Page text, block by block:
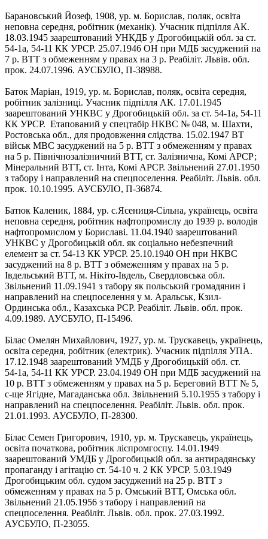
Барановський Йозеф, 1908, ур. м. Борислав, поляк, освіта
неповна середня, робітник (механік). Учасник підпілля АК.
18.03.1945 заарештований УНКДБ у Дрогобицькій обл. за ст.
54-1а, 54-11 КК УРСР. 25.07.1946 ОН при МДБ засуджений на
7 р. ВТТ з обмеженням у правах на 3 р. Реабіліт. Львів. обл.
прок. 24.07.1996. АУСБУЛО, П-38988.
Баток Маріан, 1919, ур. м. Борислав, поляк, освіта середня,
робітник залізниці. Учасник підпілля АК. 17.01.1945
заарештований УНКВС у Дрогобицькій обл. за ст. 54-1а, 54-11
КК УРСР. Етапований у спецтабір НКВС № 048, м. Шахти,
Ростовська обл., для продовження слідства. 15.02.1947 ВТ
військ МВС засуджений на 5 р. ВТТ з обмеженням у правах
на 5 р. Північнозалізничний ВТТ, ст. Залізнична, Комі АРСР;
Мінеральний ВТТ, ст. Інта, Комі АРСР. Звільнений 27.01.1950
з табору і направлений на спецпоселення. Реабіліт. Львів. обл.
прок. 10.10.1995. АУСБУЛО, П-36874.
Батюк Каленик, 1884, ур. с.Ясениця-Сільна, українець, освіта
неповна середня, робітник нафтопромислу до 1939 р. володів
нафтопромислом у Бориславі. 11.04.1940 заарештований
УНКВС у Дрогобицькій обл. як соціально небезпечний
елемент за ст. 54-13 КК УРСР. 25.10.1940 ОН при НКВС
засуджений на 8 р. ВТТ з обмеженням у правах на 5 р.
Івдельський ВТТ, м. Нікіто-Івдель, Свердловська обл.
Звільнений 11.09.1941 з табору як польський громадянин і
направлений на спецпоселення у м. Аральськ, Кзил-
Ординська обл., Казахська РСР. Реабіліт. Львів. обл. прок.
4.09.1989. АУСБУЛО, П-15496.
Білас Омелян Михайлович, 1927, ур. м. Трускавець, українець,
освіта середня, робітник (електрик). Учасник підпілля УПА.
17.12.1948 заарештований УМДБ у Дрогобицькій обл. ст.
54‑1а, 54-11 КК УРСР. 23.04.1949 ОН при МДБ засуджений на
10 р. ВТТ з обмеженням у правах на 5 р. Береговий ВТТ № 5,
с-ще Ягідне, Магаданська обл. Звільнений 5.10.1955 з табору і
направлений на спецпоселення. Реабіліт. Львів. обл. прок.
21.01.1993. АУСБУЛО, П-28300.
Білас Семен Григорович, 1910, ур. м. Трускавець, українець,
освіта початкова, робітник ліспромгоспу. 14.01.1949
заарештований УМДБ у Дрогобицькій обл. за антирадянську
пропаганду і агітацію ст. 54-10 ч. 2 КК УРСР. 5.03.1949
Дрогобицьким обл. судом засуджений на 25 р. ВТТ з
обмеженням у правах на 5 р. Омський ВТТ, Омська обл.
Звільнений 21.05.1956 з табору і направлений на
спецпоселення. Реабіліт. Львів. обл. прок. 27.03.1992.
АУСБУЛО, П-23055.